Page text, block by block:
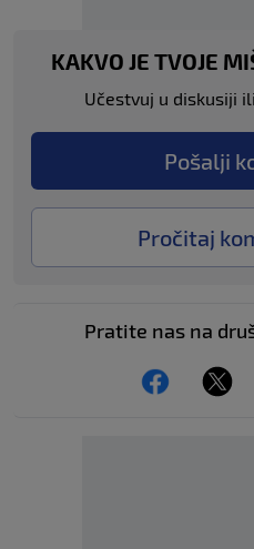
KAKVO JE TVOJE
Učestvuj u diskusiji
Pošalji
Pročitaj
Pratite nas na